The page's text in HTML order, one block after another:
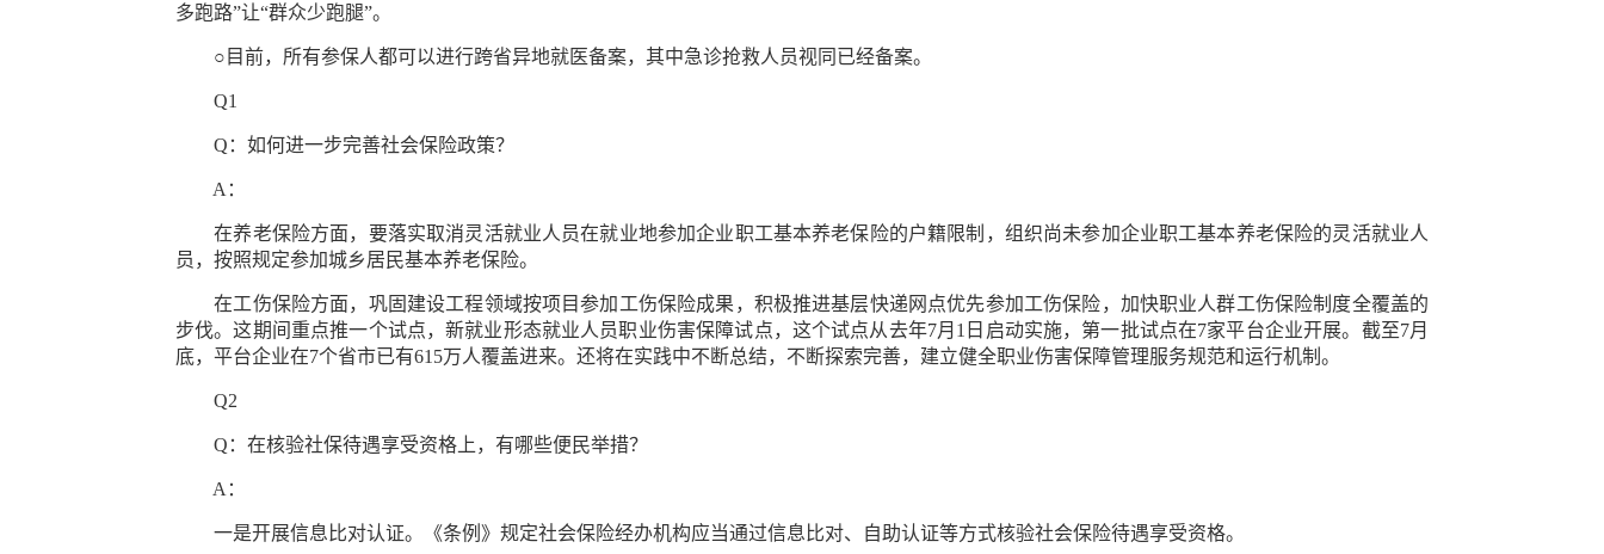
多跑路”让“群众少跑腿”。
○目前，所有参保人都可以进行跨省异地就医备案，其中急诊抢救人员视同已经备案。
Q1
Q：如何进一步完善社会保险政策？
A：
在养老保险方面，要落实取消灵活就业人员在就业地参加企业职工基本养老保险的户籍限制，组织尚未参加企业职工基本养老保险的灵活就业人
员，按照规定参加城乡居民基本养老保险。
在工伤保险方面，巩固建设工程领域按项目参加工伤保险成果，积极推进基层快递网点优先参加工伤保险，加快职业人群工伤保险制度全覆盖的
步伐。这期间重点推一个试点，新就业形态就业人员职业伤害保障试点，这个试点从去年7月1日启动实施，第一批试点在7家平台企业开展。截至7月
底，平台企业在7个省市已有615万人覆盖进来。还将在实践中不断总结，不断探索完善，建立健全职业伤害保障管理服务规范和运行机制。
Q2
Q：在核验社保待遇享受资格上，有哪些便民举措？
A：
一是开展信息比对认证。《条例》规定社会保险经办机构应当通过信息比对、自助认证等方式核验社会保险待遇享受资格。